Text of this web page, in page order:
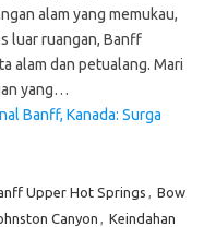
alam yang memukau,
luar ruangan, Banff
alam dan petualang. Mari
yang…
Banff, Kanada: Surga
Upper Hot Springs , Bow
Canyon , Keindahan